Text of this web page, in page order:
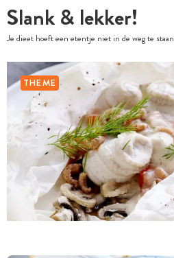
Slank & lekker!
Je dieet hoeft een etentje niet in de weg te staan
THEME